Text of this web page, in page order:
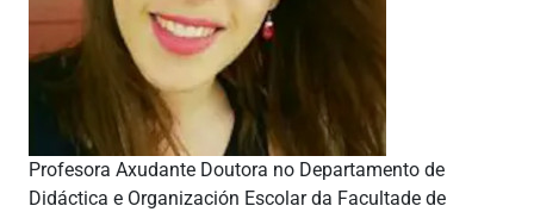
Profesora Axudante Doutora no Departamento de
Didáctica e Organización Escolar da Facultade de